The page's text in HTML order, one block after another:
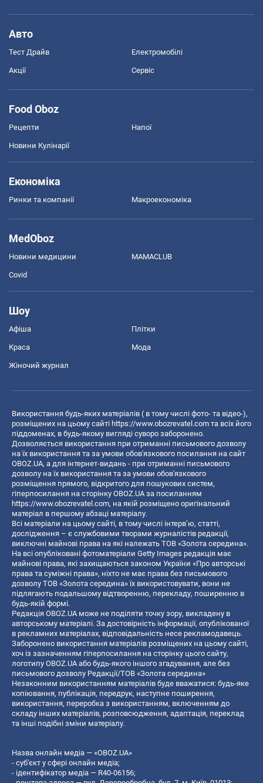
Авто
Тест Драйв Електромобілі
Акції Сервіс
Food Oboz
Рецепти Напої
Новини Кулінарії
Економіка
Ринки та компанії Макроекономіка
MedOboz
Новини медицини MAMACLUB
Covid
Шоу
Афіша Плітки
Краса Мода
Жіночий журнал
Використання будь-яких матеріалів ( в тому числі фото- та відео-),
розміщених на цьому сайті https://www.obozrevatel.com та всіх його
піддоменах, в будь-якому вигляді суворо заборонено.
Дозволяється використання при отриманні письмового дозволу
на їх використання та за умови обов'язкового посилання на сайт
OBOZ.UA, а для інтернет-видань - при отриманні письмового
дозволу на їх використання та за умови обов'язкового
розміщення прямого, відкритого для пошукових систем,
гіперпосилання на сторінку OBOZ.UA за посиланням
https://www.obozrevatel.com, на якій розміщено оригінальний
матеріал в першому абзаці матеріалу.
Всі матеріали на цьому сайті, в тому числі інтерв’ю, статті,
дослідження – є службовими творами журналістів редакції,
виключні майнові права на які належать ТОВ «Золота середина».
На всі опубліковані фотоматеріали Getty Images редакція має
майнові права, які захищаються законом України «Про авторські
права та суміжні права», ніхто не має права без письмового
дозволу ТОВ «Золота середина» їх використовувати, вони не
підлягають подальшому відтворенню, перекладу, поширенню в
будь-якій формі.
Редакція OBOZ.UA може не поділяти точку зору, викладену в
авторському матеріалі. За достовірність інформації, опублікованої
в рекламних матеріалах, відповідальність несе рекламодавець.
Заборонено використання матеріалів розміщених на цьому сайті,
хоч із зазначенням гіперпосилання на сторінку цього сайту,
логотипу OBOZ.UA або будь-якого іншого згадування, але без
письмового дозволу Редакції/ТОВ «Золота середина»
Незаконним використанням матеріалів буде вважатися: будь-яке
копiювання, публiкацiя, передрук, наступне поширення,
використання, переробка з використанням, включенням до
складу інших матеріалів, розповсюдження, адаптація, переклад
та інші подібні зміни матеріалу.
Назва онлайн медіа — «OBOZ.UA»
- суб'єкт у сфері онлайн медіа;
- ідентифікатор медіа — R40-06156;